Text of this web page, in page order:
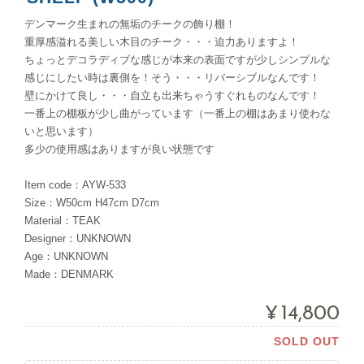
デンマーク生まれの無垢のチークの飾り棚！
重厚感溢れる美しい木目のチーク・・・迫力ありますよ！
ちょっとデコラディブな感じが本来の表面ですが少しシンプルな
感じにしたい時は裏側を！そう・・・リバーシブルなんです！
壁にかけて良し・・・自立も出来ちゃうすぐれものなんです！
一番上の棚板が少し曲がっています（一番上の棚はあまり使わな
いと思います）
多少の使用感はありますが良い状態です
Item code：AYW-533
Size：W50cm H47cm D7cm
Material：TEAK
Designer：UNKNOWN
Age：UNKNOWN
Made：DENMARK
¥14,800
SOLD OUT